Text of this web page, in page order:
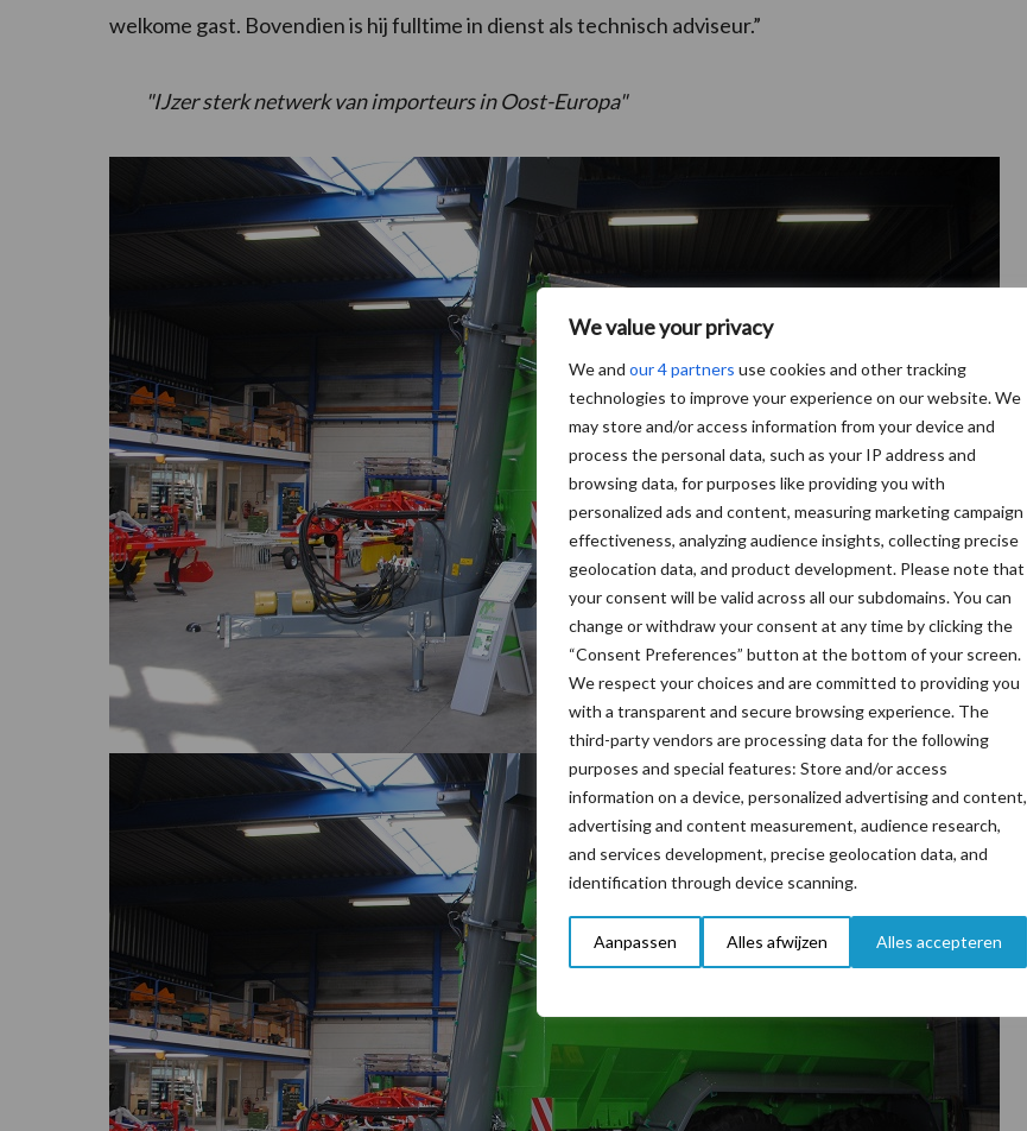
We value your privacy
We and our 4 partners use cookies and other tracking
technologies to improve your experience on our website. We
may store and/or access information from your device and
process the personal data, such as your IP address and
browsing data, for purposes like providing you with
personalized ads and content, measuring marketing campaign
effectiveness, analyzing audience insights, collecting precise
geolocation data, and product development. Please note that
your consent will be valid across all our subdomains. You can
change or withdraw your consent at any time by clicking the
“Consent Preferences” button at the bottom of your screen.
We respect your choices and are committed to providing you
with a transparent and secure browsing experience. The
third-party vendors are processing data for the following
purposes and special features: Store and/or access
information on a device, personalized advertising and content,
advertising and content measurement, audience research,
and services development, precise geolocation data, and
identification through device scanning.
Aanpassen Alles afwijzen Alles accepteren
welkome gast. Bovendien is hij fulltime in dienst als technisch adviseur.”
"IJzer sterk netwerk van importeurs in Oost-Europa"